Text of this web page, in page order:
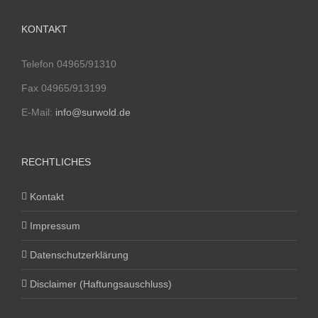
KONTAKT
Telefon 04965/91310
Fax 04965/913199
E-Mail: info@surwold.de
RECHTLICHES
Kontakt
Impressum
Datenschutzerklärung
Disclaimer (Haftungsauschluss)